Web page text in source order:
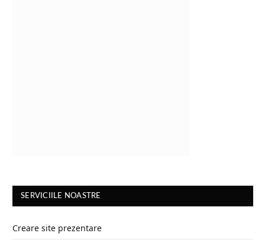
SERVICIILE NOASTRE
Creare site prezentare